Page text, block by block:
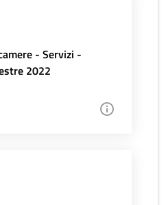
- Servizi -
2022